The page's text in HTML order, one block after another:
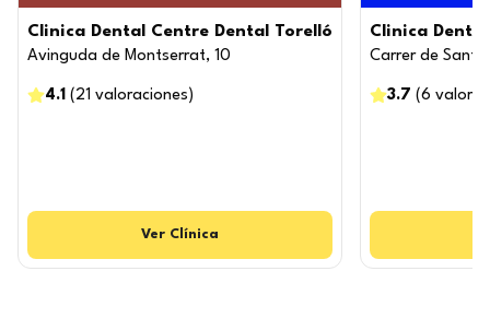
Clinica Dental Centre Dental Torelló
Avinguda de Montserrat, 10
4.1 ( 21 valoraciones )
Ver Clínica
Clinica
Carrer de Sant
3.7 (6